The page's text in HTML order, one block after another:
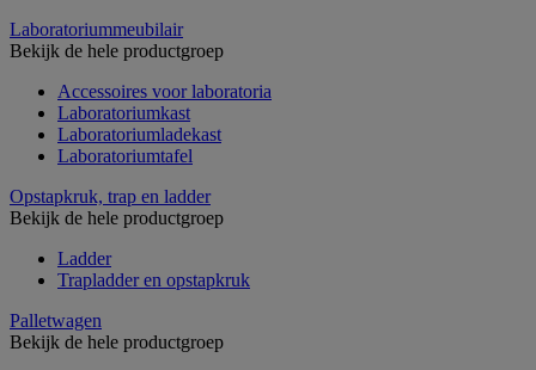
Laboratoriummeubilair
Bekijk de hele productgroep
Accessoires voor laboratoria
Laboratoriumkast
Laboratoriumladekast
Laboratoriumtafel
Opstapkruk, trap en ladder
Bekijk de hele productgroep
Ladder
Trapladder en opstapkruk
Palletwagen
Bekijk de hele productgroep